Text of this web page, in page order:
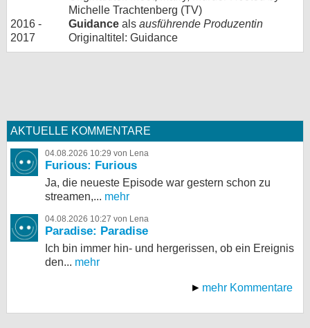
Michelle Trachtenberg (TV)
2016 -
2017
Guidance als ausführende Produzentin
Originaltitel: Guidance
AKTUELLE KOMMENTARE
04.08.2026 10:29 von Lena
Furious: Furious
Ja, die neueste Episode war gestern schon zu
streamen,... mehr
04.08.2026 10:27 von Lena
Paradise: Paradise
Ich bin immer hin- und hergerissen, ob ein Ereignis
den... mehr
mehr Kommentare